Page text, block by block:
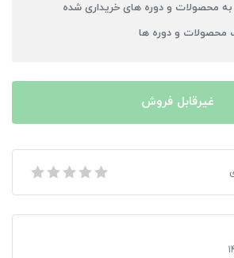
محصولات و دوره های خریداری شده
محصولات و دوره ها
غیرقابل فروش